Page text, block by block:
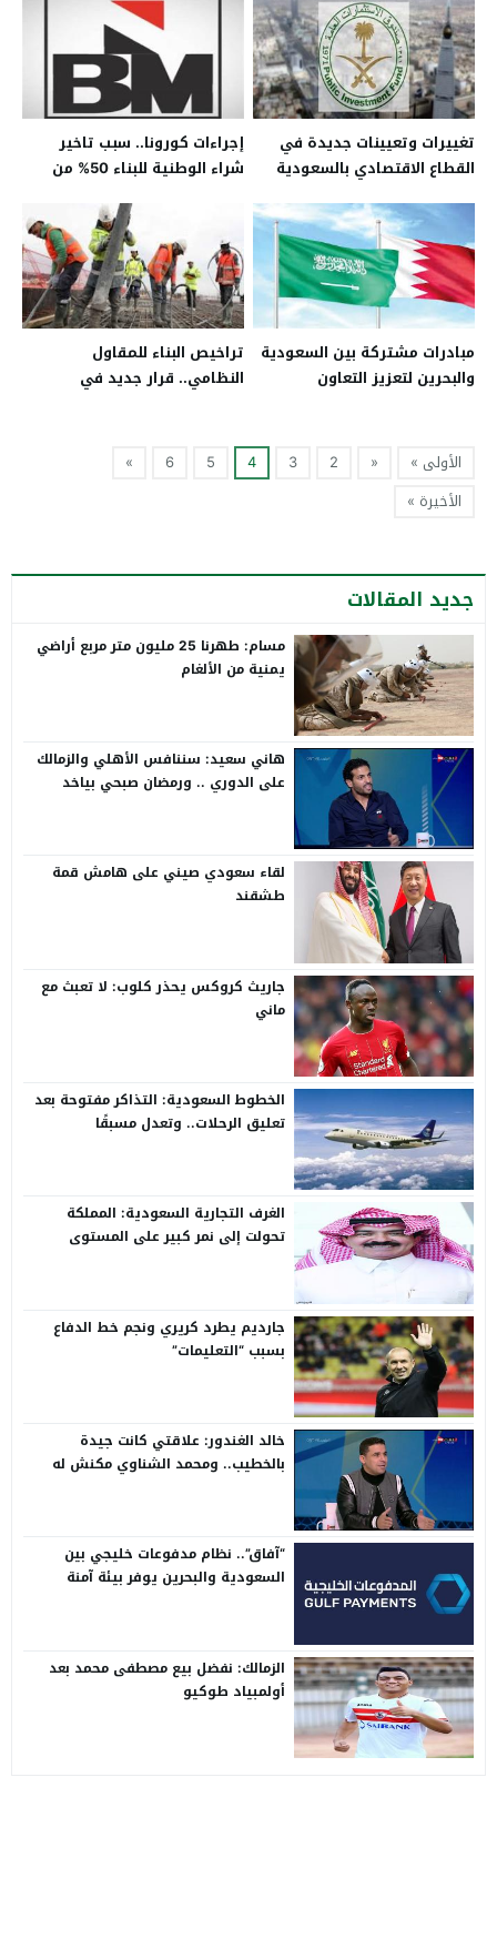
تغييرات وتعيينات جديدة في
القطاع الاقتصادي بالسعودية
إجراءات كورونا.. سبب تاخير
شراء الوطنية للبناء 50% من
مبادرات مشتركة بين السعودية
والبحرين لتعزيز التعاون
تراخيص البناء للمقاول
النظامي.. قرار جديد في
الأولى » «
2
3
4
5
6
»
الأخيرة »
جديد المقالات
مسام: طهرنا 25 مليون متر مربع أراضي
يمنية من الألغام
هاني سعيد: سننافس الأهلي والزمالك
على الدوري .. ورمضان صبحي بياخد
لقاء سعودي صيني على هامش قمة
طشقند
جاريث كروكس يحذر كلوب: لا تعبث مع
ماني
الخطوط السعودية: التذاكر مفتوحة بعد
تعليق الرحلات.. وتعدل مسبقًا
الغرف التجارية السعودية: المملكة
تحولت إلى نمر كبير على المستوى
جارديم يطرد كريري ونجم خط الدفاع
بسبب “التعليمات”
خالد الغندور: علاقتي كانت جيدة
بالخطيب.. ومحمد الشناوي مكنش له
“آفاق”.. نظام مدفوعات خليجي بين
السعودية والبحرين يوفر بيئة آمنة
الزمالك: نفضل بيع مصطفى محمد بعد
أولمبياد طوكيو